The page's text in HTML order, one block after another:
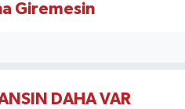
Giremesin
DAHA VAR